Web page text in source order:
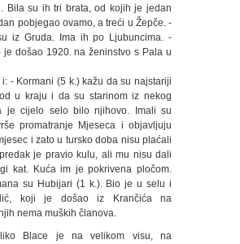
Bila su ih tri brata, od kojih je jedan
pobjegao ovamo, a treći u Žepče. -
iz Gruda. Ima ih po Ljubuncima. -
je došao 1920. na ženinstvo s Pala u
- Kormani (5 k.) kažu da su najstariji
u kraju i da su starinom iz nekog
je cijelo selo bilo njihovo. Imali su
promatranje Mjeseca i objavljuju
i zato u tursko doba nisu plaćali
je pravio kulu, ali mu nisu dali
kat. Kuća im je pokrivena pločom.
su Hubijari (1 k.). Bio je u selu i
koji je došao iz Krančića na
nema muških članova.
Blace je na velikom visu, na